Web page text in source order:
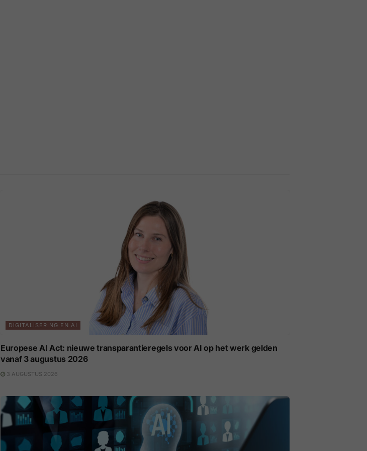
DIGITALISERING EN AI
Europese AI Act: nieuwe transparantieregels voor AI op het werk gelden
vanaf 3 augustus 2026
3 AUGUSTUS 2026